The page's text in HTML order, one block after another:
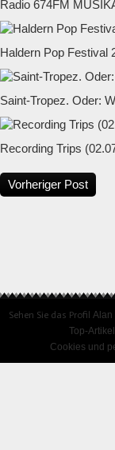
Radio 674FM
Haldern Pop Festival
Saint-Tropez. Oder:
Recording Trips
Vorheriger Post
Sehen Sie das ProfilAlan
Top-Artikel
Cookies und